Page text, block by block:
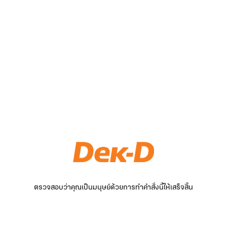
ตรวจสอบว่าคุณเป็นมนุษย์ด้วยการทำคำสั่งนี้ให้เสร็จสิ้น